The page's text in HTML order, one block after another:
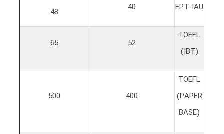
EPT-IAU
40
48
TOEFL
(IBT)
52
65
TOEFL
(PAPER
BASE)
400
500